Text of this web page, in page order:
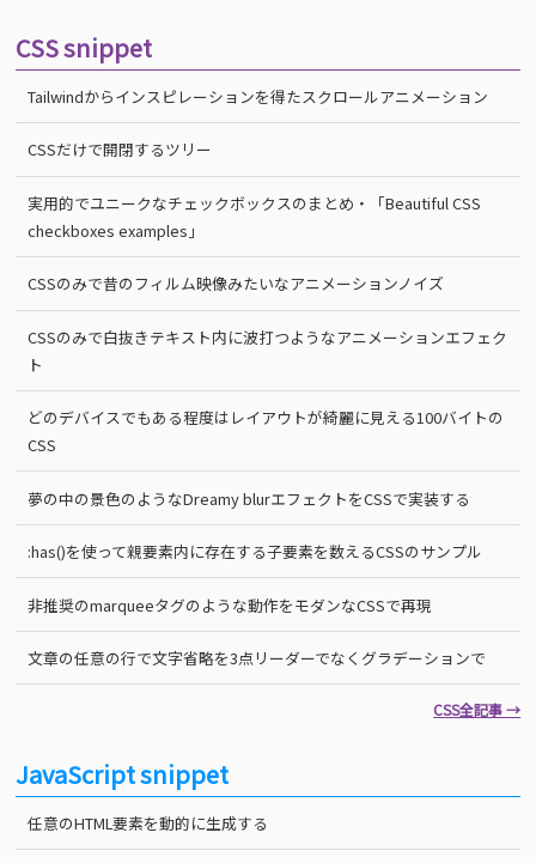
CSS snippet
Tailwindからインスピレーションを得たスクロールアニメーション
CSSだけで開閉するツリー
実用的でユニークなチェックボックスのまとめ・「Beautiful CSS
checkboxes examples」
CSSのみで昔のフィルム映像みたいなアニメーションノイズ
CSSのみで白抜きテキスト内に波打つようなアニメーションエフェク
ト
どのデバイスでもある程度はレイアウトが綺麗に見える100バイトの
CSS
夢の中の景色のようなDreamy blurエフェクトをCSSで実装する
:has()を使って親要素内に存在する子要素を数えるCSSのサンプル
非推奨のmarqueeタグのような動作をモダンなCSSで再現
文章の任意の行で文字省略を3点リーダーでなくグラデーションで
CSS全記事 →
JavaScript snippet
任意のHTML要素を動的に生成する